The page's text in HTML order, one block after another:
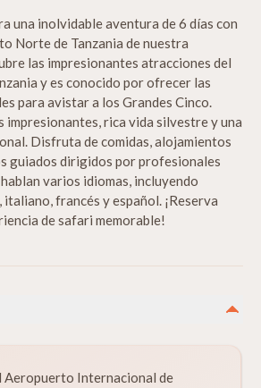
una inolvidable aventura de 6 días con
Norte de Tanzania de nuestra
las impresionantes atracciones del
y es conocido por ofrecer las
para avistar a los Grandes Cinco.
impresionantes, rica vida silvestre y una
Disfruta de comidas, alojamientos
guiados dirigidos por profesionales
varios idiomas, incluyendo
italiano, francés y español. ¡Reserva
de safari memorable!
Aeropuerto Internacional de